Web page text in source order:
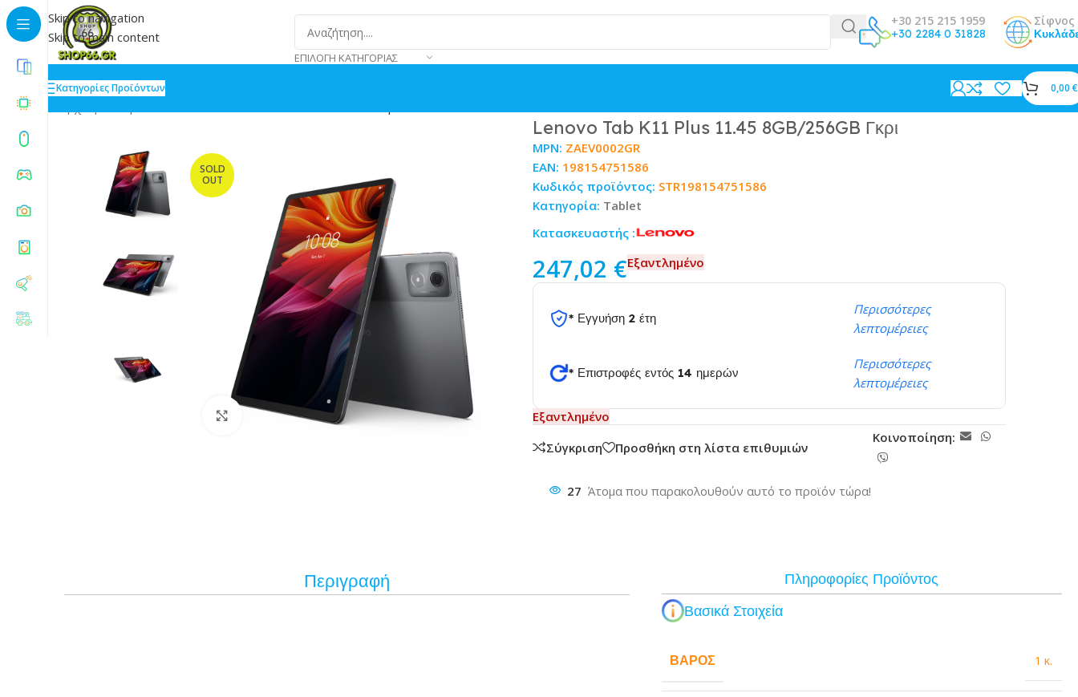
Skip to navigation
Skip to main content
ΕΠΙΛΟΓΉ ΚΑΤΗΓΟΡΊΑΣ
+30 215 215 1959
+30 2284 0 31828
Σίφνος
Κατηγορίες Προϊόντων 0,00 €
SOLD
OUT
Κάντε κλικ για μεγέθυνση
Lenovo Tab K11 Plus 11.45 8GB/256GB Γκρι
Κατασκευαστής :
MPN: ZAEV0002GR
EAN: 198154751586
Κωδικός προϊόντος: STR198154751586
Κατηγορία: Tablet
247,02 €Εξαντλημένο
* Εγγυήση 2 έτη
Περισσότερες
λεπτομέρειες
* Επιστροφές εντός 14 ημερών
Περισσότερες
λεπτομέρειες
Εξαντλημένο
Σύγκριση
Προσθήκη στη λίστα επιθυμιών
Κοινοποίηση:
27 Άτομα που παρακολουθούν αυτό το προϊόν τώρα!
Περιγραφή
Πληροφορίες Προϊόντος
Βασικά Στοιχεία
ΒΆΡΟΣ 1 κ.